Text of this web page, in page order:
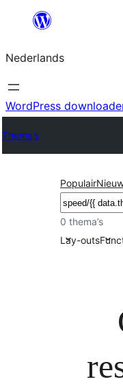
de
inhoud
Nederlands
WordPress
Thema’s
Populair
Zoeken
0 thema’s
Lay-outs